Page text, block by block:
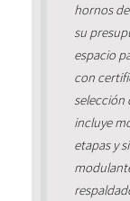
hornos
su
espacio
con
selección
incluye
etapas y